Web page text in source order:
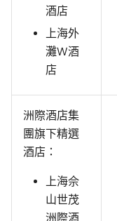
酒店
上海外
灘W酒
店
洲際酒店集
團旗下精選
酒店：
上海佘
山世茂
洲際酒